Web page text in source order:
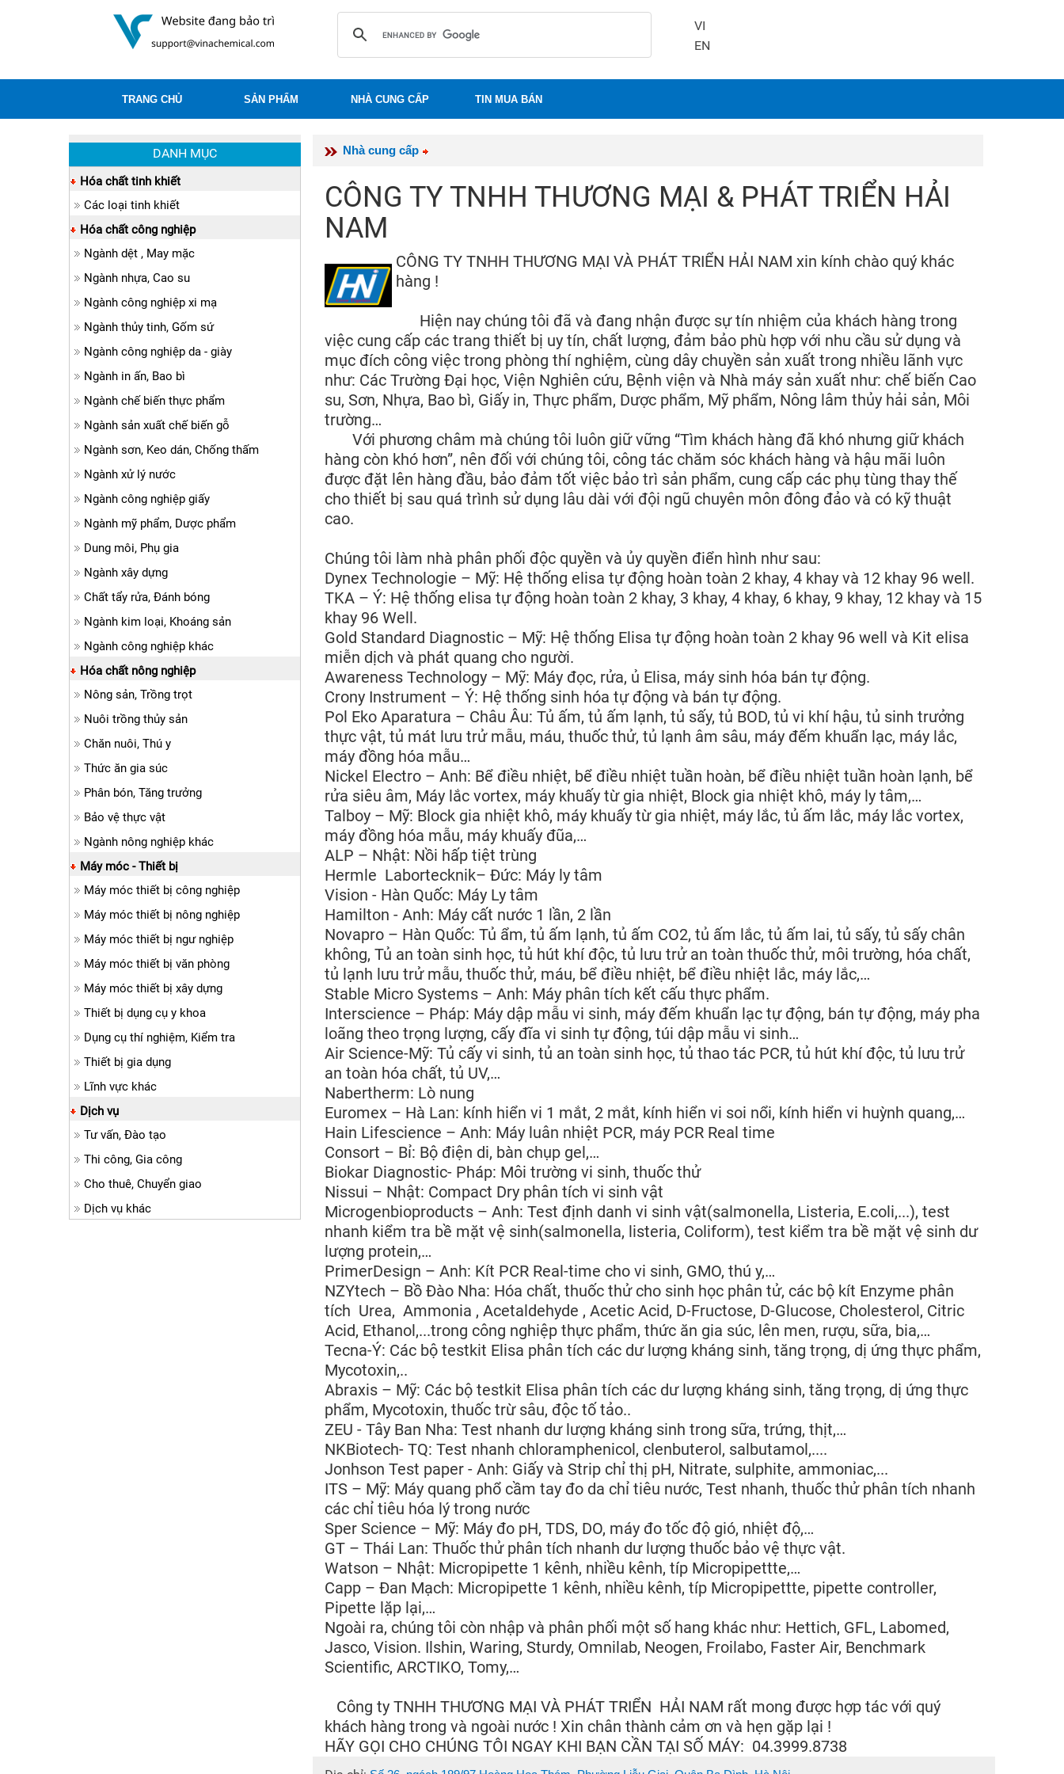
VI
EN
TRANG CHỦ SẢN PHẨM NHÀ CUNG CẤP TIN MUA BÁN
Nhà cung cấp
CÔNG TY TNHH THƯƠNG MẠI & PHÁT TRIỂN HẢI
NAM
CÔNG TY TNHH THƯƠNG MẠI VÀ PHÁT TRIỂN HẢI NAM xin kính chào quý khác
hàng !
Hiện nay chúng tôi đã và đang nhận được sự tín nhiệm của khách hàng trong
việc cung cấp các trang thiết bị uy tín, chất lượng, đảm bảo phù hợp với nhu cầu sử dụng và
mục đích công việc trong phòng thí nghiệm, cùng dây chuyền sản xuất trong nhiều lãnh vực
như: Các Trường Đại học, Viện Nghiên cứu, Bệnh viện và Nhà máy sản xuất như: chế biến Cao
su, Sơn, Nhựa, Bao bì, Giấy in, Thực phẩm, Dược phẩm, Mỹ phẩm, Nông lâm thủy hải sản, Môi
trường…
Với phương châm mà chúng tôi luôn giữ vững “Tìm khách hàng đã khó nhưng giữ khách
hàng còn khó hơn”, nên đối với chúng tôi, công tác chăm sóc khách hàng và hậu mãi luôn
được đặt lên hàng đầu, bảo đảm tốt việc bảo trì sản phẩm, cung cấp các phụ tùng thay thế
cho thiết bị sau quá trình sử dụng lâu dài với đội ngũ chuyên môn đông đảo và có kỹ thuật
cao.
Chúng tôi làm nhà phân phối độc quyền và ủy quyền điển hình như sau:
Dynex Technologie – Mỹ: Hệ thống elisa tự động hoàn toàn 2 khay, 4 khay và 12 khay 96 well.
TKA – Ý: Hệ thống elisa tự động hoàn toàn 2 khay, 3 khay, 4 khay, 6 khay, 9 khay, 12 khay và 15
khay 96 Well.
Gold Standard Diagnostic – Mỹ: Hệ thống Elisa tự động hoàn toàn 2 khay 96 well và Kit elisa
miễn dịch và phát quang cho người.
Awareness Technology – Mỹ: Máy đọc, rửa, ủ Elisa, máy sinh hóa bán tự động.
Crony Instrument – Ý: Hệ thống sinh hóa tự động và bán tự động.
Pol Eko Aparatura – Châu Âu: Tủ ấm, tủ ấm lạnh, tủ sấy, tủ BOD, tủ vi khí hậu, tủ sinh trưởng
thực vật, tủ mát lưu trử mẫu, máu, thuốc thử, tủ lạnh âm sâu, máy đếm khuẩn lạc, máy lắc,
máy đồng hóa mẫu…
Nickel Electro – Anh: Bể điều nhiệt, bể điều nhiệt tuần hoàn, bể điều nhiệt tuần hoàn lạnh, bể
rửa siêu âm, Máy lắc vortex, máy khuấy từ gia nhiệt, Block gia nhiệt khô, máy ly tâm,…
Talboy – Mỹ: Block gia nhiệt khô, máy khuấy từ gia nhiệt, máy lắc, tủ ấm lắc, máy lắc vortex,
máy đồng hóa mẫu, máy khuấy đũa,…
ALP – Nhật: Nồi hấp tiệt trùng
Hermle Labortecknik– Đức: Máy ly tâm
Vision - Hàn Quốc: Máy Ly tâm
Hamilton - Anh: Máy cất nước 1 lần, 2 lần
Novapro – Hàn Quốc: Tủ ẩm, tủ ấm lạnh, tủ ấm CO2, tủ ấm lắc, tủ ấm lai, tủ sấy, tủ sấy chân
không, Tủ an toàn sinh học, tủ hút khí độc, tủ lưu trử an toàn thuốc thử, môi trường, hóa chất,
tủ lạnh lưu trử mẫu, thuốc thử, máu, bể điều nhiệt, bể điều nhiệt lắc, máy lắc,…
Stable Micro Systems – Anh: Máy phân tích kết cấu thực phẩm.
Interscience – Pháp: Máy dập mẫu vi sinh, máy đếm khuẩn lạc tự động, bán tự động, máy pha
loãng theo trọng lượng, cấy đĩa vi sinh tự động, túi dập mẫu vi sinh…
Air Science-Mỹ: Tủ cấy vi sinh, tủ an toàn sinh học, tủ thao tác PCR, tủ hút khí độc, tủ lưu trử
an toàn hóa chất, tủ UV,…
Nabertherm: Lò nung
Euromex – Hà Lan: kính hiển vi 1 mắt, 2 mắt, kính hiển vi soi nổi, kính hiển vi huỳnh quang,…
Hain Lifescience – Anh: Máy luân nhiệt PCR, máy PCR Real time
Consort – Bỉ: Bộ điện di, bàn chụp gel,…
Biokar Diagnostic- Pháp: Môi trường vi sinh, thuốc thử
Nissui – Nhật: Compact Dry phân tích vi sinh vật
Microgenbioproducts – Anh: Test định danh vi sinh vật(salmonella, Listeria, E.coli,...), test
nhanh kiểm tra bề mặt vệ sinh(salmonella, listeria, Coliform), test kiểm tra bề mặt vệ sinh dư
lượng protein,…
PrimerDesign – Anh: Kít PCR Real-time cho vi sinh, GMO, thú y,…
NZYtech – Bồ Đào Nha: Hóa chất, thuốc thử cho sinh học phân tử, các bộ kít Enzyme phân
tích Urea, Ammonia , Acetaldehyde , Acetic Acid, D-Fructose, D-Glucose, Cholesterol, Citric
Acid, Ethanol,...trong công nghiệp thực phẩm, thức ăn gia súc, lên men, rượu, sữa, bia,…
Tecna-Ý: Các bộ testkit Elisa phân tích các dư lượng kháng sinh, tăng trọng, dị ứng thực phẩm,
Mycotoxin,..
Abraxis – Mỹ: Các bộ testkit Elisa phân tích các dư lượng kháng sinh, tăng trọng, dị ứng thực
phẩm, Mycotoxin, thuốc trừ sâu, độc tố tảo..
ZEU - Tây Ban Nha: Test nhanh dư lượng kháng sinh trong sữa, trứng, thịt,…
NKBiotech- TQ: Test nhanh chloramphenicol, clenbuterol, salbutamol,....
Jonhson Test paper - Anh: Giấy và Strip chỉ thị pH, Nitrate, sulphite, ammoniac,...
ITS – Mỹ: Máy quang phổ cầm tay đo da chỉ tiêu nước, Test nhanh, thuốc thử phân tích nhanh
các chỉ tiêu hóa lý trong nước
Sper Science – Mỹ: Máy đo pH, TDS, DO, máy đo tốc độ gió, nhiệt độ,…
GT – Thái Lan: Thuốc thử phân tích nhanh dư lượng thuốc bảo vệ thực vật.
Watson – Nhật: Micropipette 1 kênh, nhiều kênh, típ Micropipettte,…
Capp – Đan Mạch: Micropipette 1 kênh, nhiều kênh, típ Micropipettte, pipette controller,
Pipette lặp lại,…
Ngoài ra, chúng tôi còn nhập và phân phối một số hang khác như: Hettich, GFL, Labomed,
Jasco, Vision. Ilshin, Waring, Sturdy, Omnilab, Neogen, Froilabo, Faster Air, Benchmark
Scientific, ARCTIKO, Tomy,…
Công ty TNHH THƯƠNG MẠI VÀ PHÁT TRIỂN HẢI NAM rất mong được hợp tác với quý
khách hàng trong và ngoài nước ! Xin chân thành cảm ơn và hẹn gặp lại !
HÃY GỌI CHO CHÚNG TÔI NGAY KHI BẠN CẦN TẠI SỐ MÁY: 04.3999.8738
DANH MỤC
Hóa chất tinh khiết
Các loại tinh khiết
Hóa chất công nghiệp
Ngành dệt , May mặc
Ngành nhựa, Cao su
Ngành công nghiệp xi mạ
Ngành thủy tinh, Gốm sứ
Ngành công nghiệp da - giày
Ngành in ấn, Bao bì
Ngành chế biến thực phẩm
Ngành sản xuất chế biến gỗ
Ngành sơn, Keo dán, Chống thấm
Ngành xử lý nước
Ngành công nghiệp giấy
Ngành mỹ phẩm, Dược phẩm
Dung môi, Phụ gia
Ngành xây dựng
Chất tẩy rửa, Đánh bóng
Ngành kim loại, Khoáng sản
Ngành công nghiệp khác
Hóa chất nông nghiệp
Nông sản, Trồng trọt
Nuôi trồng thủy sản
Chăn nuôi, Thú y
Thức ăn gia súc
Phân bón, Tăng trưởng
Bảo vệ thực vật
Ngành nông nghiệp khác
Máy móc - Thiết bị
Máy móc thiết bị công nghiệp
Máy móc thiết bị nông nghiệp
Máy móc thiết bị ngư nghiệp
Máy móc thiết bị văn phòng
Máy móc thiết bị xây dựng
Thiết bị dụng cụ y khoa
Dụng cụ thí nghiệm, Kiểm tra
Thiết bị gia dụng
Lĩnh vực khác
Dịch vụ
Tư vấn, Đào tạo
Thi công, Gia công
Cho thuê, Chuyển giao
Dịch vụ khác